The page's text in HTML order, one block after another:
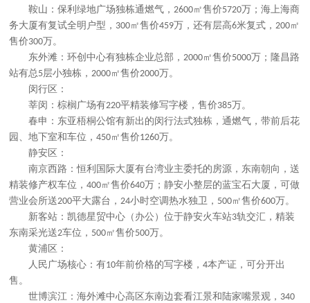
鞍山：保利绿地广场独栋通燃气， 2600㎡售价5720万；海上海商
务大厦有复试全明户型， 300㎡售价459万，还有层高6米复式， 200㎡
售价300万。
东外滩：环创中心有独栋企业总部， 2000㎡售价5000万；隆昌路
站有总 5层小独栋， 2000㎡售价2000万。
闵行区：
莘闵：棕榈广场有220平精装修写字楼，售价385万。
春申：东亚梧桐公馆有新出的闵行法式独栋，通燃气，带前后花
园、地下室和车位，450㎡售价1260万。
静安区：
南京西路：恒利国际大厦有台湾业主委托的房源，东南朝向，送
精装修产权车位，400㎡售价640万；静安小整层的蓝宝石大厦，可做
营业会所送200平大露台， 24小时空调热水独卫， 500㎡售价600万。
新客站：凯德星贸中心（办公）位于静安火车站3轨交汇，精装
东南采光送2车位， 500㎡售价500万。
黄浦区：
人民广场核心：有10年前价格的写字楼，4本产证，可分开出
售。
世博滨江：海外滩中心高区东南边套看江景和陆家嘴景观， 340